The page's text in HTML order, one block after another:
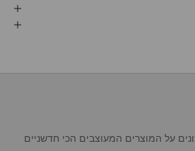
על המוצרים המעוצבים הכי חדשניים